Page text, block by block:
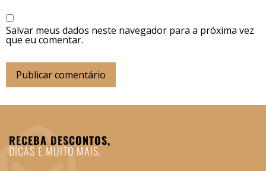
Salvar meus dados neste navegador para a próxima vez
que eu comentar.
RECEBA DESCONTOS,
DICAS E MUITO MAIS.